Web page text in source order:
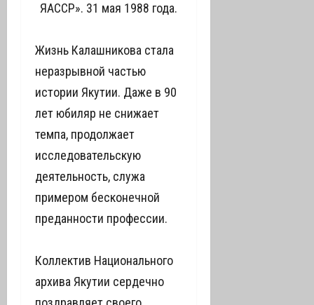
ЯАССР». 31 мая 1988 года.
Жизнь Калашникова стала
неразрывной частью
истории Якутии. Даже в 90
лет юбиляр не снижает
темпа, продолжает
исследовательскую
деятельность, служа
примером бесконечной
преданности профессии.
Коллектив Национального
архива Якутии сердечно